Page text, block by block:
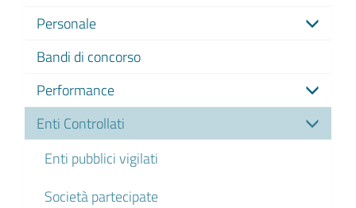
Personale
Bandi di concorso
Performance
Enti Controllati
Enti pubblici vigilati
Società partecipate